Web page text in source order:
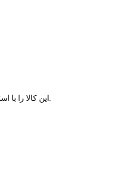
این کالا را با استفاده از کلمات کوتاه و ساده توضیح دهید.